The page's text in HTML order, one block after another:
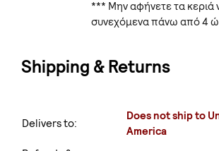
*** Μην αφήνετε τα κεριά
συνεχόμενα πάνω από 4
Shipping & Returns
Delivers to:
Does not ship to
America